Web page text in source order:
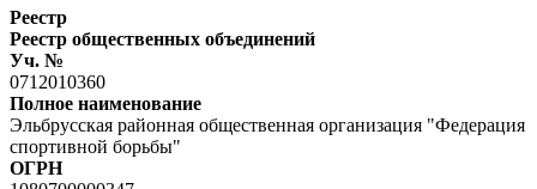
Реестр
Реестр общественных объединений
Уч. №
0712010360
Полное наименование
Эльбрусская районная общественная организация "Федерация
спортивной борьбы"
ОГРН